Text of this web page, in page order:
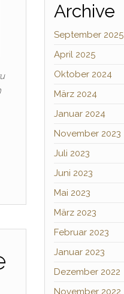
Archive
September 2025
April 2025
Oktober 2024
März 2024
Januar 2024
November 2023
Juli 2023
Juni 2023
Mai 2023
März 2023
Februar 2023
Januar 2023
Dezember 2022
November 2022